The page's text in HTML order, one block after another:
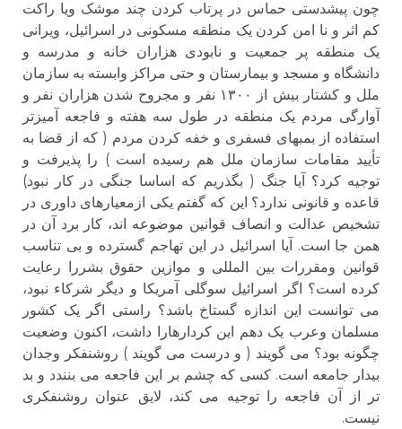
چون پیشدستی حماس در پرتاب کردن چند موشک ویا راکت
کم اثر و نا امن کردن یک منطقه مسکونی در اسرائیل، ویرانی
یک منطقه پر جمعیت و نابودی هزاران خانه و مدرسه و
دانشگاه و مسجد و بیمارستان و حتی مراکز وابسته به سازمان
ملل و کشتار بیش از ۱۳۰۰ نفر و مجروح شدن هزاران نفر و
آوارگی مردم یک منطقه در طول سه هفته و فاجعه آمیزتر
استفاده از بمبهای فسفری و خفه کردن مردم ( که از قضا به
تأیید مقامات سازمان ملل هم رسیده است ) را پذیرفت و
توجیه کرد؟ آیا جنگ ( بگذریم که اساسا جنگی در کار نبود)
قاعده و قانونی ندارد؟ این که گفتم یکی ازمعیارهای داوری در
تشخیص عدالت و انصاف قوانین موضوعه اند، کار برد آن در
همن جا است. آیا اسرائیل در این تهاجم گسترده و بی تناسب
قوانین ومقررات بین المللی و موازین حقوق بشررا رعایت
کرده است؟ اگر اسرائیل سوگلی آمریکا و دیگر شرکاء نبود،
می توانست این اندازه گستاخ باشد؟ راستی اگر یک کشور
مسلمان وعرب یک دهم این کردارهارا داشت، اکنون وضعیت
چگونه بود؟ می گویند ( و درست می گویند ) روشنفکر وجدان
بیدار جامعه است. کسی که چشم بر این فاجعه می بنندد و بد
تر از آن فاجعه را توجیه می کند، لایق عنوان روشنفکری
نیست.